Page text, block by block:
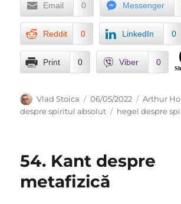
Email 0 Messenger
Reddit 0 LinkedIn 0
Print 0 Viber 0
Author
Vlad Stoica
Posted
on
06/05/2022 Arthur
despre spiritul absolut
Tags
hegel despre
54. Kant despre
metafizică